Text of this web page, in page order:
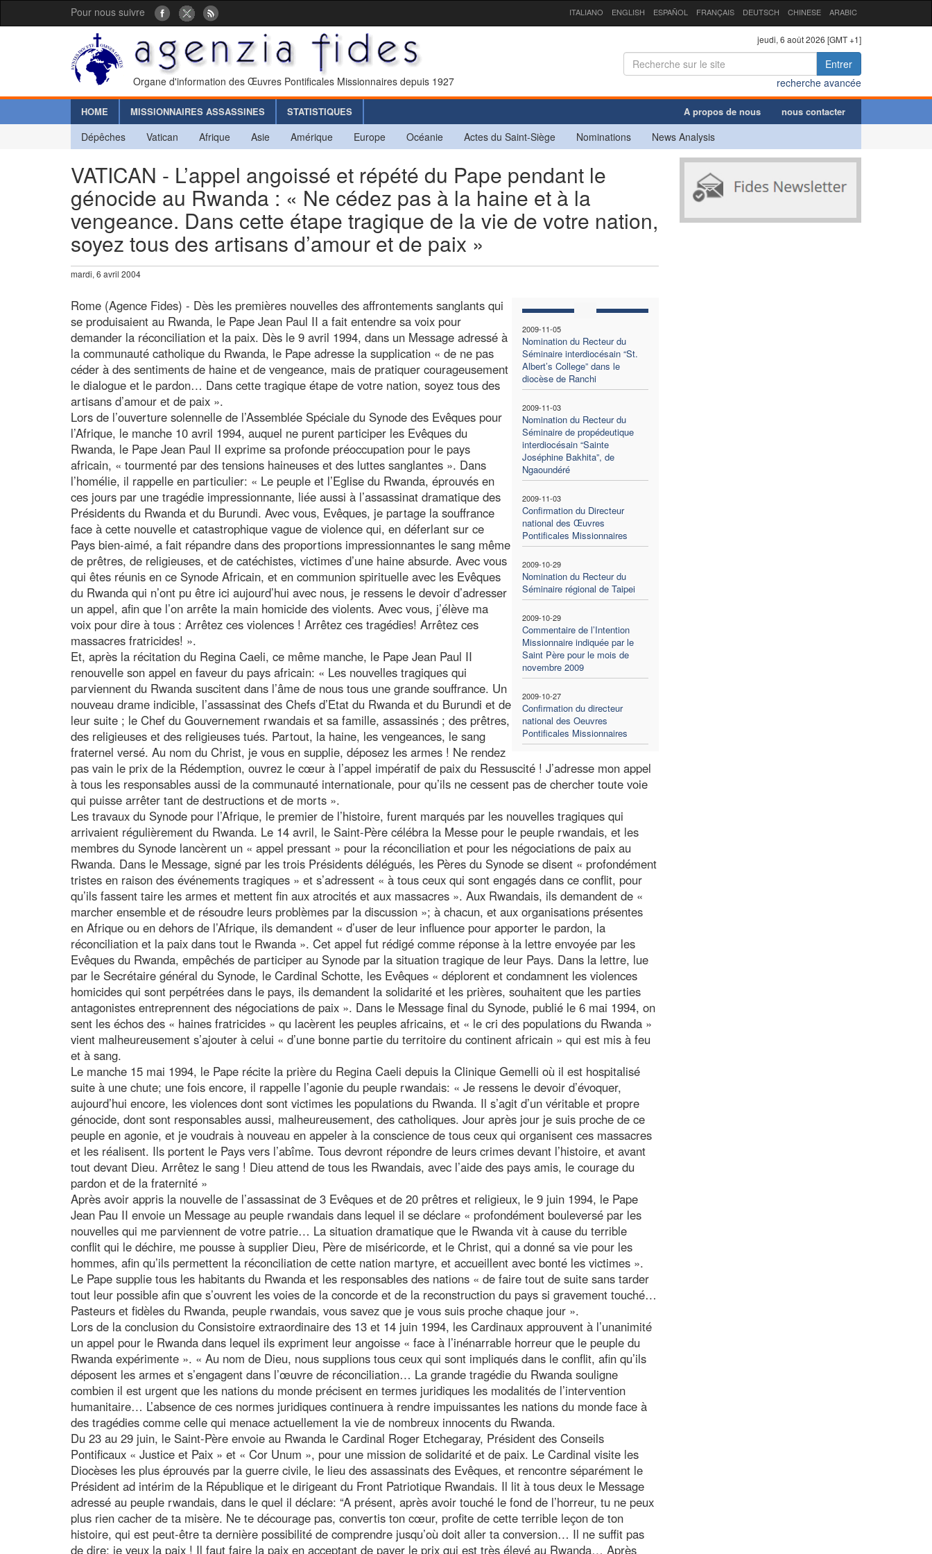
Pour nous suivre ITALIANO ENGLISH ESPAÑOL FRANÇAIS DEUTSCH CHINESE ARABIC
Organe d'information des Œuvres Pontificales Missionnaires depuis 1927
jeudi, 6 août 2026 [GMT +1]
Entrer
recherche avancée
HOME MISSIONNAIRES ASSASSINES STATISTIQUES A propos de nous nous contacter
Dépêches Vatican Afrique Asie Amérique Europe Océanie Actes du Saint-Siège Nominations News Analysis
VATICAN - L’appel angoissé et répété du Pape pendant le
génocide au Rwanda : « Ne cédez pas à la haine et à la
vengeance. Dans cette étape tragique de la vie de votre nation,
soyez tous des artisans d’amour et de paix »
mardi, 6 avril 2004
2009-11-05
Nomination du Recteur du
Séminaire interdiocésain “St.
Albert’s College” dans le
diocèse de Ranchi
2009-11-03
Nomination du Recteur du
Séminaire de propédeutique
interdiocésain “Sainte
Joséphine Bakhita”, de
Ngaoundéré
2009-11-03
Confirmation du Directeur
national des Œuvres
Pontificales Missionnaires
2009-10-29
Nomination du Recteur du
Séminaire régional de Taipei
2009-10-29
Commentaire de l’Intention
Missionnaire indiquée par le
Saint Père pour le mois de
novembre 2009
2009-10-27
Confirmation du directeur
national des Oeuvres
Pontificales Missionnaires
Rome (Agence Fides) - Dès les premières nouvelles des affrontements sanglants qui
se produisaient au Rwanda, le Pape Jean Paul II a fait entendre sa voix pour
demander la réconciliation et la paix. Dès le 9 avril 1994, dans un Message adressé à
la communauté catholique du Rwanda, le Pape adresse la supplication « de ne pas
céder à des sentiments de haine et de vengeance, mais de pratiquer courageusement
le dialogue et le pardon… Dans cette tragique étape de votre nation, soyez tous des
artisans d’amour et de paix ».
Lors de l’ouverture solennelle de l’Assemblée Spéciale du Synode des Evêques pour
l’Afrique, le manche 10 avril 1994, auquel ne purent participer les Evêques du
Rwanda, le Pape Jean Paul II exprime sa profonde préoccupation pour le pays
africain, « tourmenté par des tensions haineuses et des luttes sanglantes ». Dans
l’homélie, il rappelle en particulier: « Le peuple et l’Eglise du Rwanda, éprouvés en
ces jours par une tragédie impressionnante, liée aussi à l’assassinat dramatique des
Présidents du Rwanda et du Burundi. Avec vous, Evêques, je partage la souffrance
face à cette nouvelle et catastrophique vague de violence qui, en déferlant sur ce
Pays bien-aimé, a fait répandre dans des proportions impressionnantes le sang même
de prêtres, de religieuses, et de catéchistes, victimes d’une haine absurde. Avec vous
qui êtes réunis en ce Synode Africain, et en communion spirituelle avec les Evêques
du Rwanda qui n’ont pu être ici aujourd’hui avec nous, je ressens le devoir d’adresser
un appel, afin que l’on arrête la main homicide des violents. Avec vous, j’élève ma
voix pour dire à tous : Arrêtez ces violences ! Arrêtez ces tragédies! Arrêtez ces
massacres fratricides! ».
Et, après la récitation du Regina Caeli, ce même manche, le Pape Jean Paul II
renouvelle son appel en faveur du pays africain: « Les nouvelles tragiques qui
parviennent du Rwanda suscitent dans l’âme de nous tous une grande souffrance. Un
nouveau drame indicible, l’assassinat des Chefs d’Etat du Rwanda et du Burundi et de
leur suite ; le Chef du Gouvernement rwandais et sa famille, assassinés ; des prêtres,
des religieuses et des religieuses tués. Partout, la haine, les vengeances, le sang
fraternel versé. Au nom du Christ, je vous en supplie, déposez les armes ! Ne rendez
pas vain le prix de la Rédemption, ouvrez le cœur à l’appel impératif de paix du Ressuscité ! J’adresse mon appel
à tous les responsables aussi de la communauté internationale, pour qu’ils ne cessent pas de chercher toute voie
qui puisse arrêter tant de destructions et de morts ».
Les travaux du Synode pour l’Afrique, le premier de l’histoire, furent marqués par les nouvelles tragiques qui
arrivaient régulièrement du Rwanda. Le 14 avril, le Saint-Père célébra la Messe pour le peuple rwandais, et les
membres du Synode lancèrent un « appel pressant » pour la réconciliation et pour les négociations de paix au
Rwanda. Dans le Message, signé par les trois Présidents délégués, les Pères du Synode se disent « profondément
tristes en raison des événements tragiques » et s’adressent « à tous ceux qui sont engagés dans ce conflit, pour
qu’ils fassent taire les armes et mettent fin aux atrocités et aux massacres ». Aux Rwandais, ils demandent de «
marcher ensemble et de résoudre leurs problèmes par la discussion »; à chacun, et aux organisations présentes
en Afrique ou en dehors de l’Afrique, ils demandent « d’user de leur influence pour apporter le pardon, la
réconciliation et la paix dans tout le Rwanda ». Cet appel fut rédigé comme réponse à la lettre envoyée par les
Evêques du Rwanda, empêchés de participer au Synode par la situation tragique de leur Pays. Dans la lettre, lue
par le Secrétaire général du Synode, le Cardinal Schotte, les Evêques « déplorent et condamnent les violences
homicides qui sont perpétrées dans le pays, ils demandent la solidarité et les prières, souhaitent que les parties
antagonistes entreprennent des négociations de paix ». Dans le Message final du Synode, publié le 6 mai 1994, on
sent les échos des « haines fratricides » qu lacèrent les peuples africains, et « le cri des populations du Rwanda »
vient malheureusement s’ajouter à celui « d’une bonne partie du territoire du continent africain » qui est mis à feu
et à sang.
Le manche 15 mai 1994, le Pape récite la prière du Regina Caeli depuis la Clinique Gemelli où il est hospitalisé
suite à une chute; une fois encore, il rappelle l’agonie du peuple rwandais: « Je ressens le devoir d’évoquer,
aujourd’hui encore, les violences dont sont victimes les populations du Rwanda. Il s’agit d’un véritable et propre
génocide, dont sont responsables aussi, malheureusement, des catholiques. Jour après jour je suis proche de ce
peuple en agonie, et je voudrais à nouveau en appeler à la conscience de tous ceux qui organisent ces massacres
et les réalisent. Ils portent le Pays vers l’abîme. Tous devront répondre de leurs crimes devant l’histoire, et avant
tout devant Dieu. Arrêtez le sang ! Dieu attend de tous les Rwandais, avec l’aide des pays amis, le courage du
pardon et de la fraternité »
Après avoir appris la nouvelle de l’assassinat de 3 Evêques et de 20 prêtres et religieux, le 9 juin 1994, le Pape
Jean Pau II envoie un Message au peuple rwandais dans lequel il se déclare « profondément bouleversé par les
nouvelles qui me parviennent de votre patrie… La situation dramatique que le Rwanda vit à cause du terrible
conflit qui le déchire, me pousse à supplier Dieu, Père de miséricorde, et le Christ, qui a donné sa vie pour les
hommes, afin qu’ils permettent la réconciliation de cette nation martyre, et accueillent avec bonté les victimes ».
Le Pape supplie tous les habitants du Rwanda et les responsables des nations « de faire tout de suite sans tarder
tout leur possible afin que s’ouvrent les voies de la concorde et de la reconstruction du pays si gravement touché…
Pasteurs et fidèles du Rwanda, peuple rwandais, vous savez que je vous suis proche chaque jour ».
Lors de la conclusion du Consistoire extraordinaire des 13 et 14 juin 1994, les Cardinaux approuvent à l’unanimité
un appel pour le Rwanda dans lequel ils expriment leur angoisse « face à l’inénarrable horreur que le peuple du
Rwanda expérimente ». « Au nom de Dieu, nous supplions tous ceux qui sont impliqués dans le conflit, afin qu’ils
déposent les armes et s’engagent dans l’œuvre de réconciliation… La grande tragédie du Rwanda souligne
combien il est urgent que les nations du monde précisent en termes juridiques les modalités de l’intervention
humanitaire… L’absence de ces normes juridiques continuera à rendre impuissantes les nations du monde face à
des tragédies comme celle qui menace actuellement la vie de nombreux innocents du Rwanda.
Du 23 au 29 juin, le Saint-Père envoie au Rwanda le Cardinal Roger Etchegaray, Président des Conseils
Pontificaux « Justice et Paix » et « Cor Unum », pour une mission de solidarité et de paix. Le Cardinal visite les
Diocèses les plus éprouvés par la guerre civile, le lieu des assassinats des Evêques, et rencontre séparément le
Président ad intérim de la République et le dirigeant du Front Patriotique Rwandais. Il lit à tous deux le Message
adressé au peuple rwandais, dans le quel il déclare: “A présent, après avoir touché le fond de l’horreur, tu ne peux
plus rien cacher de ta misère. Ne te décourage pas, convertis ton cœur, profite de cette terrible leçon de ton
histoire, qui est peut-être ta dernière possibilité de comprendre jusqu’où doit aller ta conversion… Il ne suffit pas
de dire: je veux la paix ! Il faut faire la paix en acceptant de payer le prix qui est très élevé au Rwanda… Après